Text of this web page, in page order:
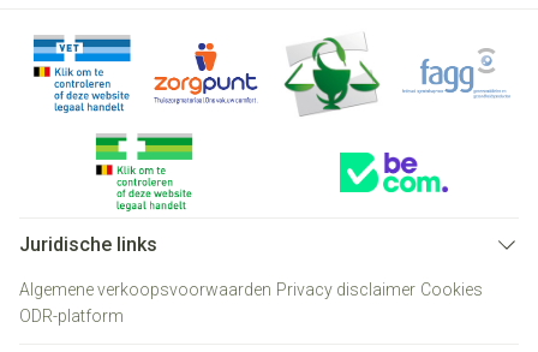
Juridische links
Algemene verkoopsvoorwaarden Privacy disclaimer Cookies
ODR-platform